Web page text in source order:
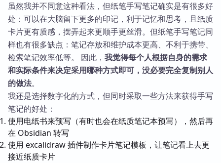
虽然我并不同意这种看法，但纸笔手写笔记确实是有很多好
处：可以在大脑留下更多的印记，利于记忆和思考，且纸质
卡片更有质感，摆弄起来更顺手更丝滑。但纸笔手写笔记同
样也有很多缺点：笔记存放和维护成本更高、不利于携带、
检索笔记效率低等。 因此， 我觉得每个人根据自身的需求
和实际条件来决定采用哪种方式即可，没必要完全复制别人
的做法。
我还是选择数字化的方式，但同时采取一些方法来获得手写
笔记的好处：
使用电纸书来预写（有时也会在纸质笔记本预写），然后再
在 Obsidian 转写
使用 excalidraw 插件制作卡片笔记模板，让笔记看上去更
接近纸质卡片